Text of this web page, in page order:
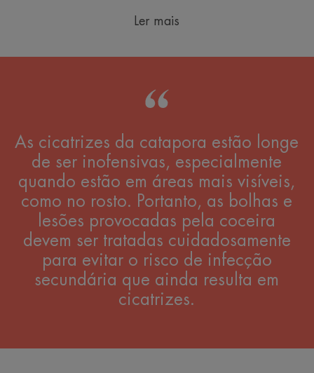
Ler mais
As cicatrizes da catapora estão longe
de ser inofensivas, especialmente
quando estão em áreas mais visíveis,
como no rosto. Portanto, as bolhas e
lesões provocadas pela coceira
devem ser tratadas cuidadosamente
para evitar o risco de infecção
secundária que ainda resulta em
cicatrizes.